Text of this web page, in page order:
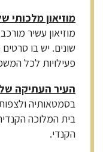
מוזיאון מלכותי
שונים. יש בו
פעילויות לכל
העיר העתיקה של
בסמטאותיה
בית המלוכה
הקנדי.